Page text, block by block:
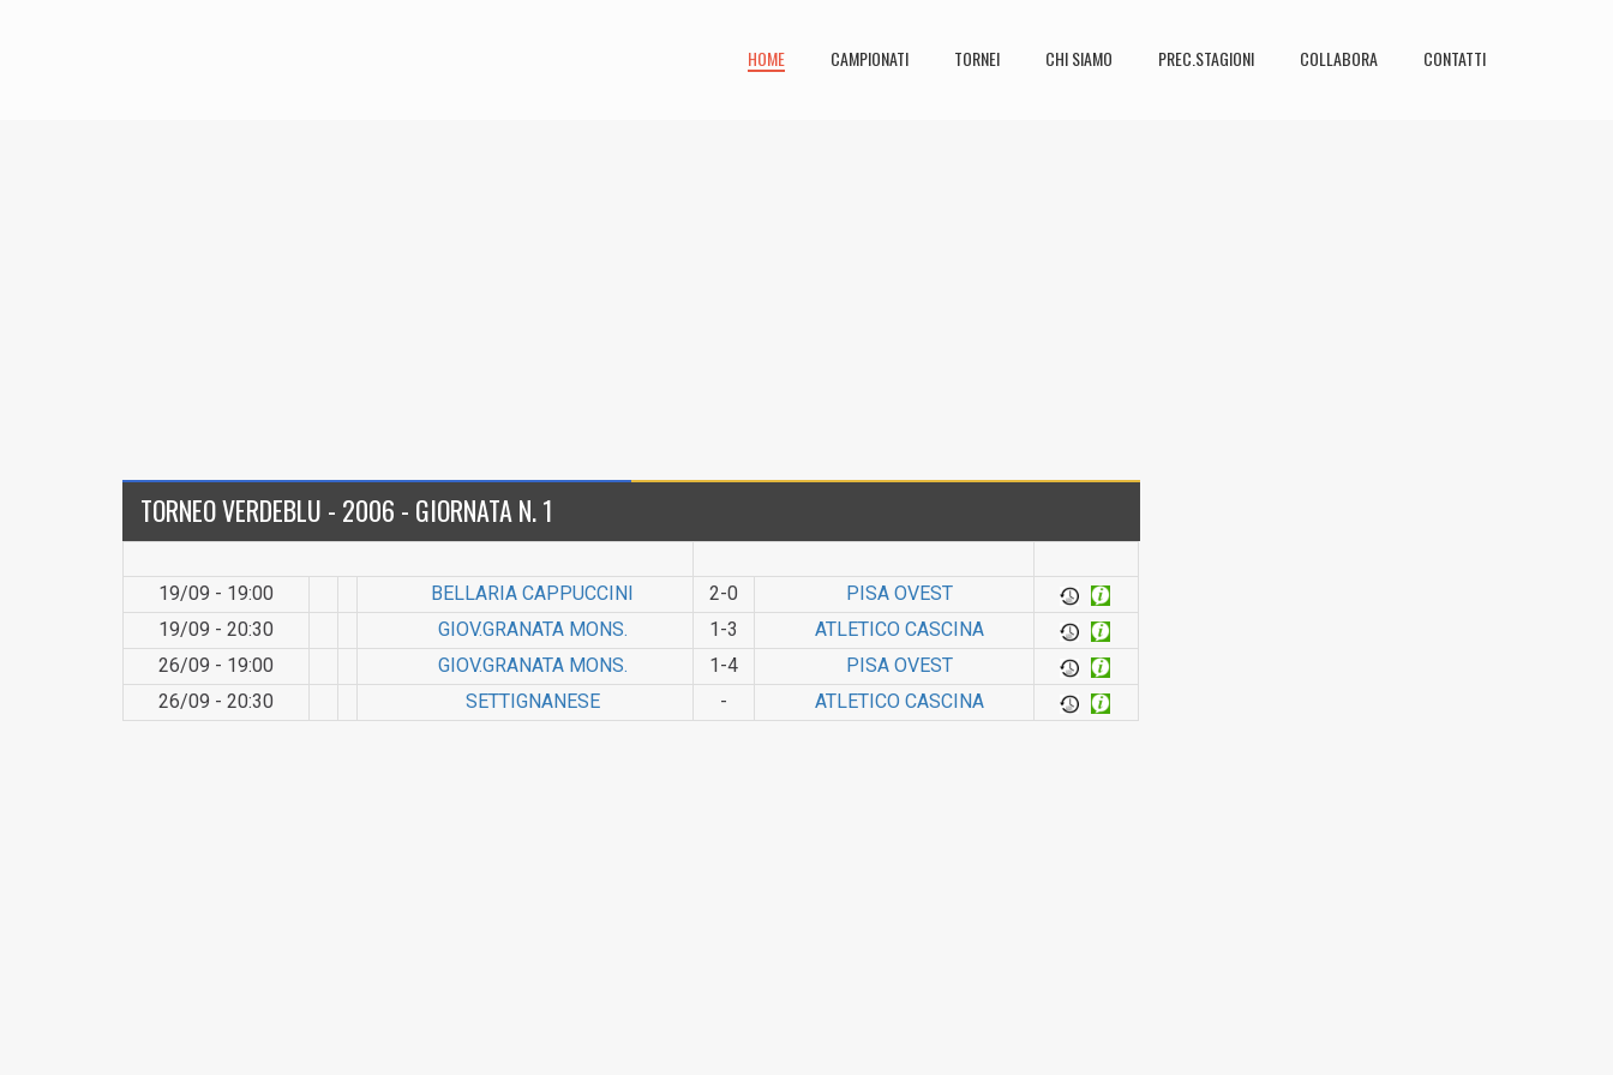
HOME CAMPIONATI TORNEI CHI SIAMO PREC.STAGIONI COLLABORA CONTATTI
TORNEO VERDEBLU - 2006 - GIORNATA N. 1
19/09 - 19:00 BELLARIA CAPPUCCINI 2-0
PISA OVEST
19/09 - 20:30
GIOV.GRANATA MONS. 1-3
ATLETICO CASCINA
26/09 - 19:00
GIOV.GRANATA MONS. 1-4
PISA OVEST
26/09 - 20:30
SETTIGNA­NESE - ATLETICO CASCINA